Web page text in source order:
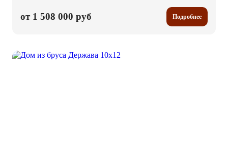
от 1 508 000 руб Подробнее